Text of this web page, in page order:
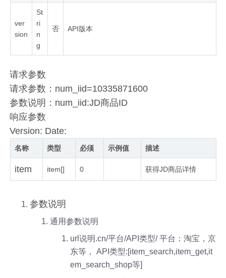
ver
sion
St
ri
n
g
否 API版本
请求参数
请求参数：num_iid=10335871600
参数说明：num_iid:JD商品ID
响应参数
Version: Date:
名称 类型 必须 示例值 描述
item item[] 0 获得JD商品详情
参数说明
通用参数说明
url说明.cn/平台/API类型/ 平台：淘宝，京
东等， API类型:[item_search,item_get,it
em_search_shop等]